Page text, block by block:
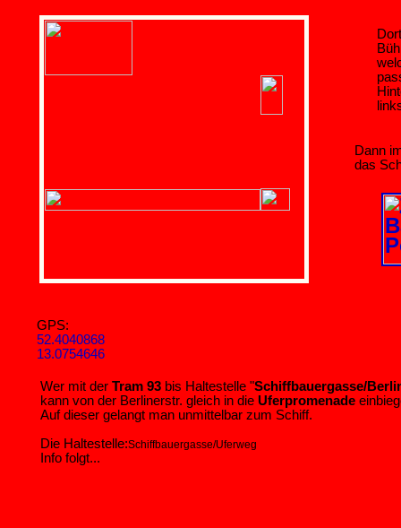
Dann
das
GPS:
52.4040868
13.0754646
Wer mit der Tram 93 bis Haltestelle "Schiffbauergasse/
kann von der Berlinerstr. gleich in die Uferpromenade
Auf dieser gelangt man unmittelbar zum Schiff.
Die Haltestelle:Schiffbauergasse/Uferweg
Info folgt...